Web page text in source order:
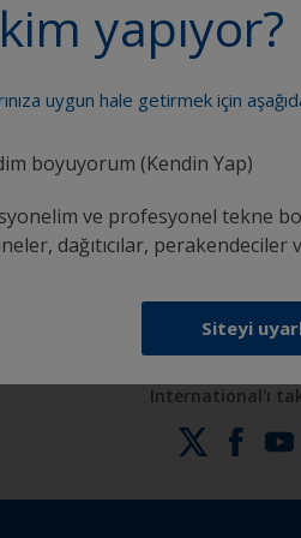
yapıyor?
uygun hale getirmek için
boyuyorum (Kendin Yap)
ve profesyonel tekne
dağıtıcılar, perakendeciler
Siteyi
Güvenle boya yapmak için
desteği
International'ı